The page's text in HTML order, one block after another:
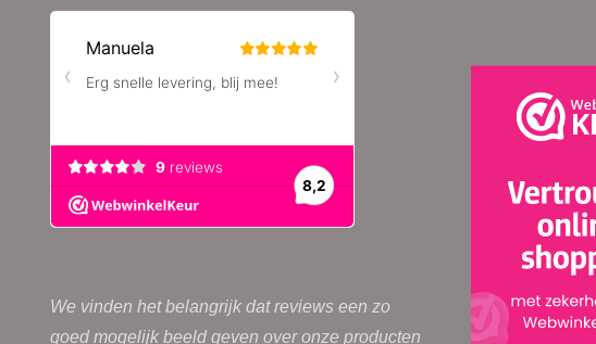
We vinden het belangrijk dat reviews een zo
goed mogelijk beeld geven over onze producten